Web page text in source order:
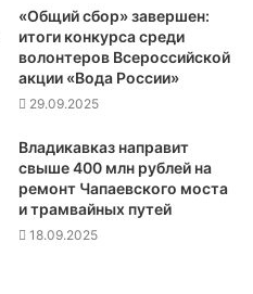
«Общий сбор» завершен:
итоги конкурса среди
волонтеров Всероссийской
акции «Вода России»
29.09.2025
Владикавказ направит
свыше 400 млн рублей на
ремонт Чапаевского моста
и трамвайных путей
18.09.2025